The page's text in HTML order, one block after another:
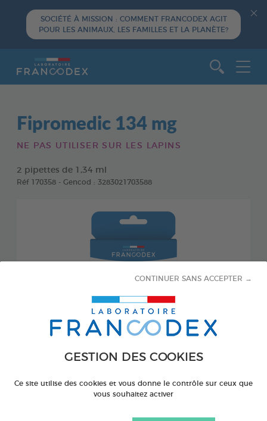
GESTION DES COOKIES
Ce site utilise des cookies et vous donne le contrôle sur ceux que
vous souhaitez activer
CONTINUER SANS ACCEPTER →
SOCIÉTÉ À MISSION : COMMENT FRANCODEX AGIT
POUR LES ANIMAUX, LES FAMILLES ET LA PLANÈTE?
Fipromedic 134 mg
NE PAS UTILISER SUR LES LAPINS
2 pipettes de 1,34 ml
Réf 170358 - Gencod : 3283021703588